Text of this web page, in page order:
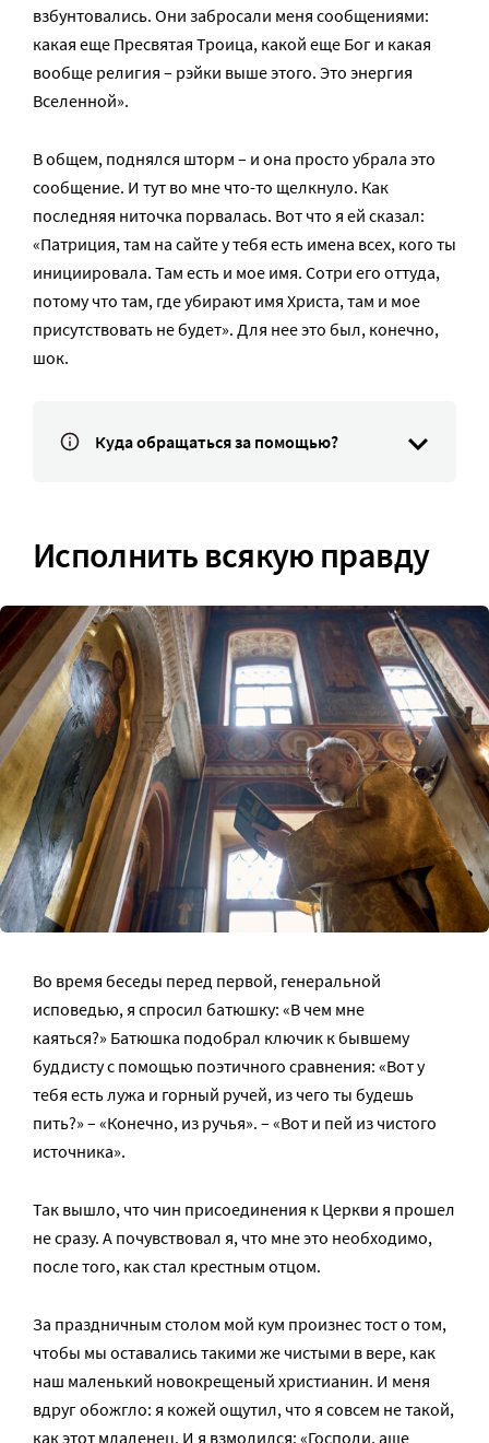
взбунтовались. Они забросали меня сообщениями:
какая еще Пресвятая Троица, какой еще Бог и какая
вообще религия – рэйки выше этого. Это энергия
Вселенной».
В общем, поднялся шторм – и она просто убрала это
сообщение. И тут во мне что-то щелкнуло. Как
последняя ниточка порвалась. Вот что я ей сказал:
«Патриция, там на сайте у тебя есть имена всех, кого ты
инициировала. Там есть и мое имя. Сотри его оттуда,
потому что там, где убирают имя Христа, там и мое
присутствовать не будет». Для нее это был, конечно,
шок.
Куда обращаться за помощью?
Исполнить всякую правду
Во время беседы перед первой, генеральной
исповедью, я спросил батюшку: «В чем мне
каяться?» Батюшка подобрал ключик к бывшему
буддисту с помощью поэтичного сравнения: «Вот у
тебя есть лужа и горный ручей, из чего ты будешь
пить?» – «Конечно, из ручья». – «Вот и пей из чистого
источника».
Так вышло, что чин присоединения к Церкви я прошел
не сразу. А почувствовал я, что мне это необходимо,
после того, как стал крестным отцом.
За праздничным столом мой кум произнес тост о том,
чтобы мы оставались такими же чистыми в вере, как
наш маленький новокрещеный христианин. И меня
вдруг обожгло: я кожей ощутил, что я совсем не такой,
как этот младенец. И я взмолился: «Господи, аще